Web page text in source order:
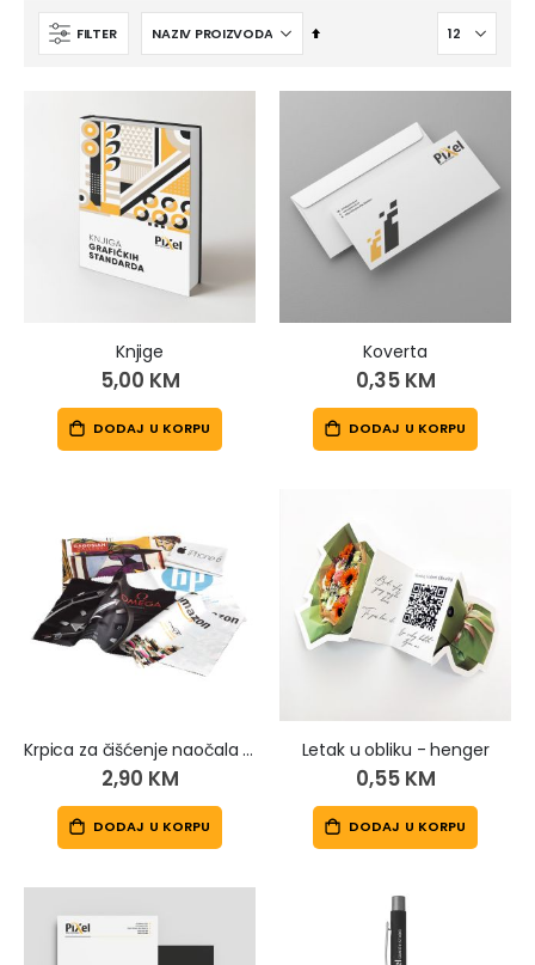
FILTER
Postavi
Knjige
5,00 KM
DODAJ U KORPU
Koverta
0,35 KM
DODAJ U KORPU
Krpica za čišćenje naočala i ekrana
2,90 KM
DODAJ U KORPU
Letak u obliku - henger
0,55 KM
DODAJ U KORPU
Blokovi za pisanje
2,00 KM
Podmetači za jelo